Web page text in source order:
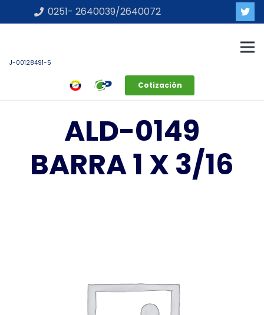
0251- 2640039/2640072
J-00128491-5
Cotización
ALD-0149
BARRA 1 X 3/16